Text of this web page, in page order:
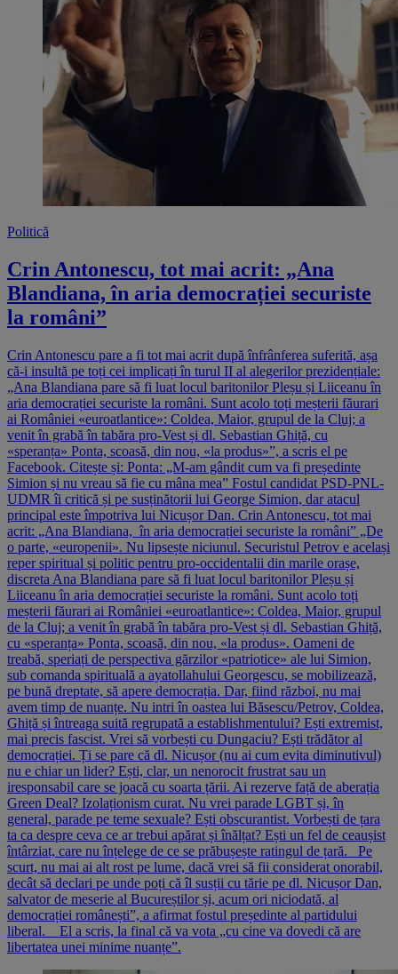
Politică
Crin Antonescu, tot mai acrit: „Ana
Blandiana, în aria democrației securiste
la români”
Crin Antonescu pare a fi tot mai acrit după înfrânferea suferită, așa
că-i insultă pe toți cei implicați în turul II al alegerilor prezidențiale:
„Ana Blandiana pare să fi luat locul baritonilor Pleșu și Liiceanu în
aria democrației securiste la români. Sunt acolo toți meșterii făurari
ai României «euroatlantice»: Coldea, Maior, grupul de la Cluj; a
venit în grabă în tabăra pro-Vest și dl. Sebastian Ghiță, cu
«speranța» Ponta, scoasă, din nou, «la produs»”, a scris el pe
Facebook. Citește și: Ponta: „M-am gândit cum va fi președinte
Simion și nu vreau să fie cu mâna mea” Fostul candidat PSD-PNL-
UDMR îi critică și pe susținătorii lui George Simion, dar atacul
principal este împotriva lui Nicușor Dan. Crin Antonescu, tot mai
acrit: „Ana Blandiana, în aria democrației securiste la români” „De
o parte, «europenii». Nu lipsește niciunul. Securistul Petrov e același
reper spiritual și politic pentru pro-occidentalii din marile orașe,
discreta Ana Blandiana pare să fi luat locul baritonilor Pleșu și
Liiceanu în aria democrației securiste la români. Sunt acolo toți
meșterii făurari ai României «euroatlantice»: Coldea, Maior, grupul
de la Cluj; a venit în grabă în tabăra pro-Vest și dl. Sebastian Ghiță,
cu «speranța» Ponta, scoasă, din nou, «la produs». Oameni de
treabă, speriați de perspectiva gărzilor «patriotice» ale lui Simion,
sub comanda spirituală a ayatollahului Georgescu, se mobilizează,
pe bună dreptate, să apere democrația. Dar, fiind război, nu mai
avem timp de nuanțe. Nu intri în oastea lui Băsescu/Petrov, Coldea,
Ghiță și întreaga suită regrupată a establishmentului? Ești extremist,
mai precis fascist. Vrei să vorbești cu Dungaciu? Ești trădător al
democrației. Ți se pare că dl. Nicușor (nu ai cum evita diminutivul)
nu e chiar un lider? Ești, clar, un nenorocit frustrat sau un
iresponsabil care se joacă cu soarta țării. Ai rezerve față de aberația
Green Deal? Izolaționism curat. Nu vrei parade LGBT și, în
general, parade pe teme sexuale? Ești obscurantist. Vorbești de țara
ta ca despre ceva ce ar trebui apărat și înălțat? Ești un fel de ceaușist
întârziat, care nu înțelege de ce se prăbușește ratingul de țară. Pe
scurt, nu mai ai alt rost pe lume, dacă vrei să fii considerat onorabil,
decât să declari pe unde poți că îl susții cu tărie pe dl. Nicușor Dan,
salvator de meserie al Bucureștilor și, acum ori niciodată, al
democrației românești”, a afirmat fostul președinte al partidului
liberal. El a scris, la final că va vota „cu cine va dovedi că are
libertatea unei minime nuanțe”.